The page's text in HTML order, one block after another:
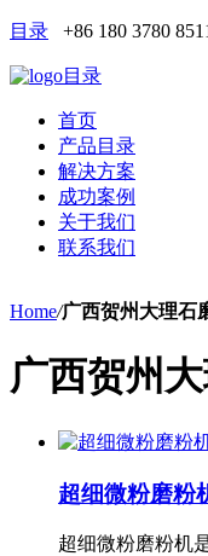
目录 +86 180 3780
目录
首页
产品目录
解决方案
成功案例
关于我们
联系我们
Home/广西贺州大理石
广西贺州
超细微粉磨粉
超细微粉磨粉机